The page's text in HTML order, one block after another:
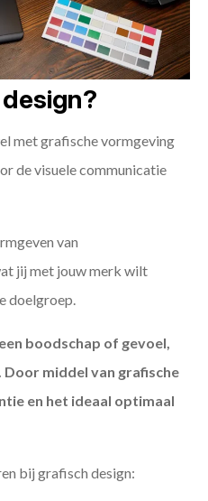
met grafische vormgeving
de visuele communicatie
van
jij met jouw merk wilt
doelgroep.
boodschap of gevoel,
middel van grafische
en het ideaal optimaal
bij grafisch design: